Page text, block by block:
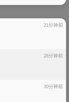
21分钟前
28分钟前
30分钟前